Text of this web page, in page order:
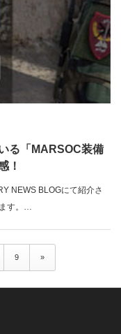
る「MARSOC装備
！
NEWS BLOGにて紹介さ
す。…
9 »